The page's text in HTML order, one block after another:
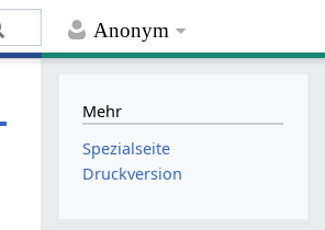
Anonym
Mehr
Spezialseite
Druckversion